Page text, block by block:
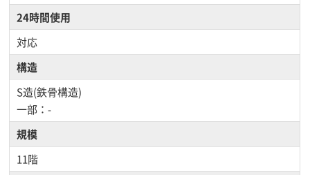
24時間使用
対応
構造
S造(鉄骨構造)
一部：-
規模
11階